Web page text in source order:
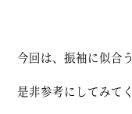
今回は、振袖に似合
是非参考にしてみて